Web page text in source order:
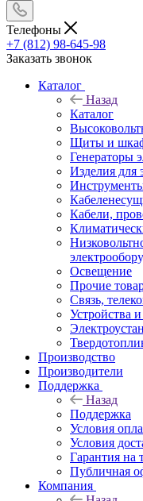
Телефоны
+7 (812) 98-645-98
Заказать звонок
Каталог
Назад
Каталог
Щиты и
Генераторы
Изделия для
Кабели,
Освещение
Прочие
Связь,
Устройства
Производство
Производители
Поддержка
Назад
Поддержка
Условия
Условия
Гарантия на
Публичная
Компания